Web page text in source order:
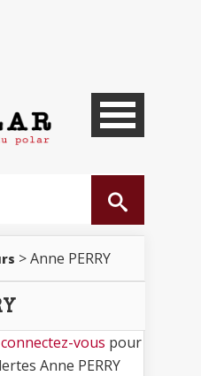
> Anne PERRY
connectez-vous pour
Anne PERRY